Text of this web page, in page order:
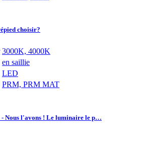
choisir?
3000K, 4000K
en saillie
LED
PRM, PRM MAT
Nous l'avons ! Le luminaire le p…